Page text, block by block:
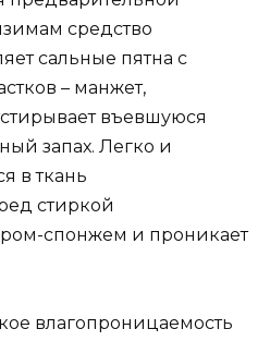
средство
сальные пятна с
– манжет,
въевшуюся
запах. Легко и
в ткань
стиркой
спонжем и проникает
влагопроницаемость